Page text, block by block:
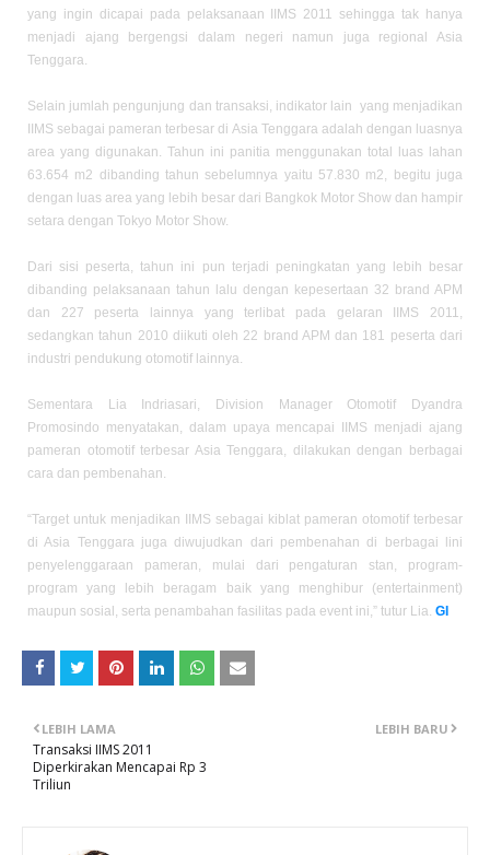
yang ingin dicapai pada pelaksanaan IIMS 2011 sehingga tak hanya
menjadi ajang bergengsi dalam negeri namun juga regional Asia
Tenggara.
Selain jumlah pengunjung dan transaksi, indikator lain yang menjadikan
IIMS sebagai pameran terbesar di Asia Tenggara adalah dengan luasnya
area yang digunakan. Tahun ini panitia menggunakan total luas lahan
63.654 m2 dibanding tahun sebelumnya yaitu 57.830 m2, begitu juga
dengan luas area yang lebih besar dari Bangkok Motor Show dan hampir
setara dengan Tokyo Motor Show.
Dari sisi peserta, tahun ini pun terjadi peningkatan yang lebih besar
dibanding pelaksanaan tahun lalu dengan kepesertaan 32 brand APM
dan 227 peserta lainnya yang terlibat pada gelaran IIMS 2011,
sedangkan tahun 2010 diikuti oleh 22 brand APM dan 181 peserta dari
industri pendukung otomotif lainnya.
Sementara Lia Indriasari, Division Manager Otomotif Dyandra
Promosindo menyatakan, dalam upaya mencapai IIMS menjadi ajang
pameran otomotif terbesar Asia Tenggara, dilakukan dengan berbagai
cara dan pembenahan.
“Target untuk menjadikan IIMS sebagai kiblat pameran otomotif terbesar
di Asia Tenggara juga diwujudkan dari pembenahan di berbagai lini
penyelenggaraan pameran, mulai dari pengaturan stan, program-
program yang lebih beragam baik yang menghibur (entertainment)
maupun sosial, serta penambahan fasilitas pada event ini,” tutur Lia. GI
LEBIH BARU
LEBIH LAMA
Transaksi IIMS 2011
Diperkirakan Mencapai Rp 3
Triliun